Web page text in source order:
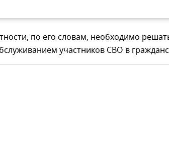
по его словам, необходимо
участников СВО в